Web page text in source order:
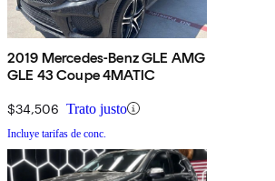
2019 Mercedes-Benz GLE AMG
GLE 43 Coupe 4MATIC
$34,506 Trato justo
Incluye tarifas de conc.